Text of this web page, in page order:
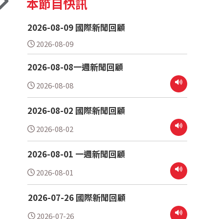
本節目快訊
2026-08-09 國際新聞回顧
2026-08-09
2026-08-08一週新聞回顧
2026-08-08
2026-08-02 國際新聞回顧
2026-08-02
2026-08-01 一週新聞回顧
2026-08-01
2026-07-26 國際新聞回顧
2026-07-26